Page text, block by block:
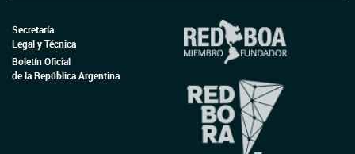
Secretaría
Legal y Técnica
Boletín Oficial
de la República Argentina